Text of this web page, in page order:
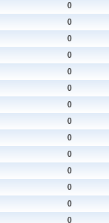
0
0
0
0
0
0
0
0
0
0
0
0
0
0